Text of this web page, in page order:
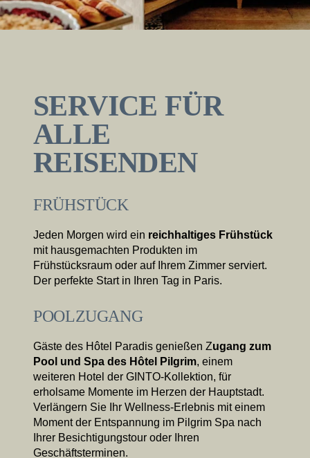
SERVICE FÜR
ALLE
REISENDEN
FRÜHSTÜCK
Jeden Morgen wird ein reichhaltiges Frühstück
mit hausgemachten Produkten im
Frühstücksraum oder auf Ihrem Zimmer serviert.
Der perfekte Start in Ihren Tag in Paris.
POOLZUGANG
Gäste des Hôtel Paradis genießen Zugang zum
Pool und Spa des Hôtel Pilgrim, einem
weiteren Hotel der GINTO-Kollektion, für
erholsame Momente im Herzen der Hauptstadt.
Verlängern Sie Ihr Wellness-Erlebnis mit einem
Moment der Entspannung im Pilgrim Spa nach
Ihrer Besichtigungstour oder Ihren
Geschäftsterminen.
Das Haus Die Zimmer & Suiten
Unsere PartnerUnsere Verpflichtungen
Buchen